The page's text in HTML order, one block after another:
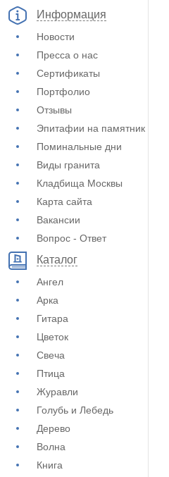
Информация
Новости
Пресса о нас
Сертификаты
Портфолио
Отзывы
Эпитафии на памятник
Поминальные дни
Виды гранита
Кладбища Москвы
Карта сайта
Вакансии
Вопрос - Ответ
Каталог
Ангел
Арка
Гитара
Цветок
Свеча
Птица
Журавли
Голубь и Лебедь
Дерево
Волна
Книга